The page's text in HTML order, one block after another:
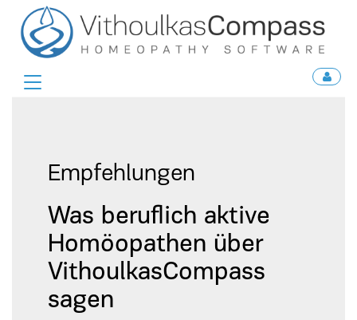
Toggle
Empfehlungen
Was beruflich aktive
Homöopathen über
VithoulkasCompass
sagen